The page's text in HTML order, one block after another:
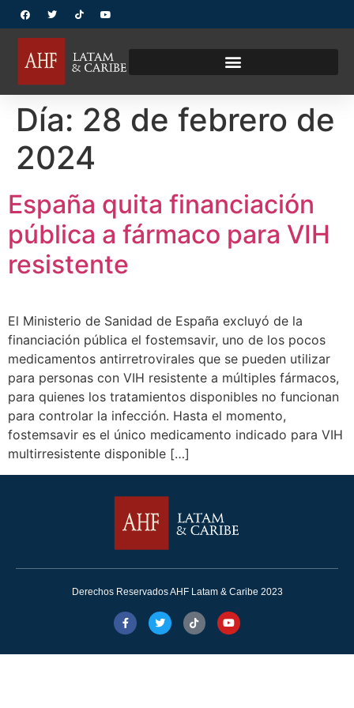
Día: 28 de febrero de
2024
España quita financiación
pública a fármaco para VIH
resistente
El Ministerio de Sanidad de España excluyó de la
financiación pública el fostemsavir, uno de los pocos
medicamentos antirretrovirales que se pueden utilizar
para personas con VIH resistente a múltiples fármacos,
para quienes los tratamientos disponibles no funcionan
para controlar la infección. Hasta el momento,
fostemsavir es el único medicamento indicado para VIH
multirresistente disponible […]
Derechos Reservados AHF Latam & Caribe 2023